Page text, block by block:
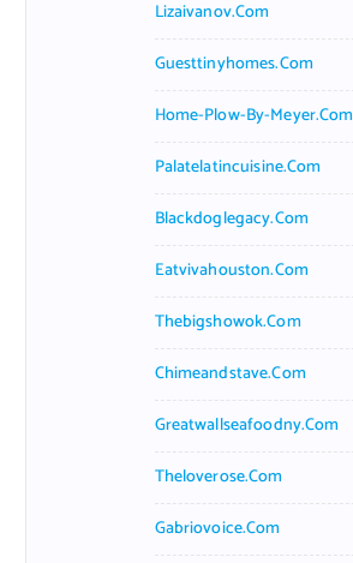
Lizaivanov.com
Guesttinyhomes.com
Home-Plow-By-Meyer.com
Palatelatincuisine.com
Blackdoglegacy.com
Eatvivahouston.com
Thebigshowok.com
Chimeandstave.com
Greatwallseafoodny.com
Theloverose.com
Gabriovoice.com